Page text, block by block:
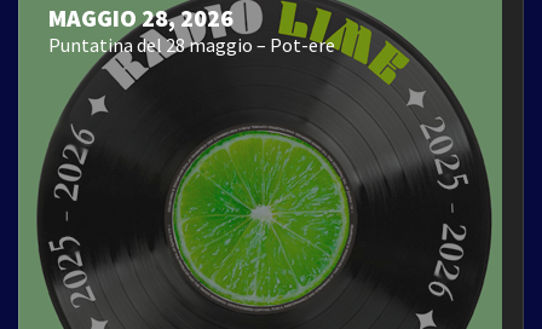
MAGGIO 28, 2026
Puntatina del 28 maggio – Pot-ere